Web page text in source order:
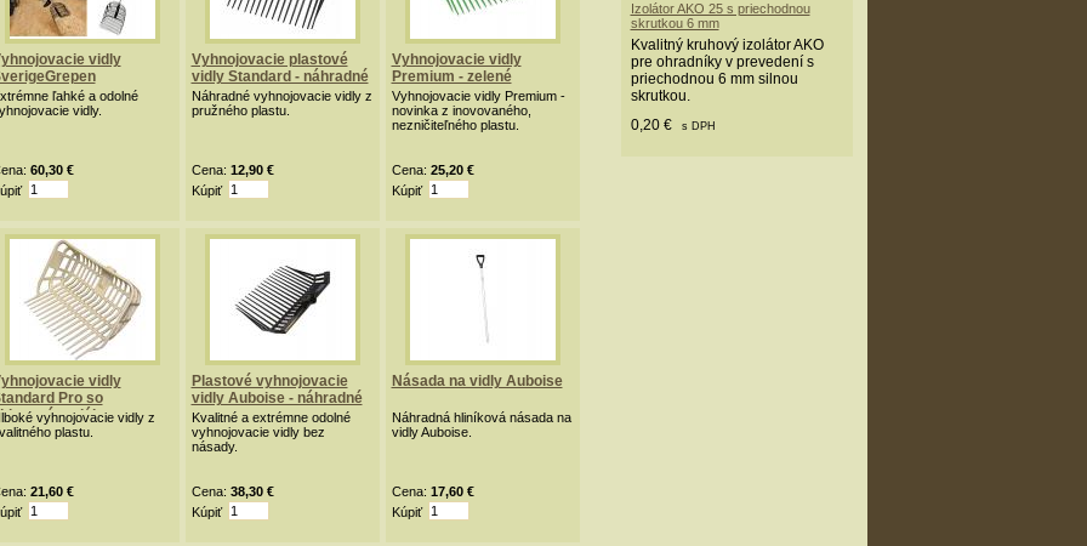
vidly
ľahké a odolné
vidly.
60,30 €
Vyhnojovacie plastové
vidly Standard - náhradné
Náhradné vyhnojovacie vidly z
pružného plastu.
Cena: 12,90 €
Kúpiť
Vyhnojovacie vidly
Premium - zelené
Vyhnojovacie vidly Premium -
novinka z inovovaného,
nezničiteľného plastu.
Cena: 25,20 €
Kúpiť
vidly
Pro so
vláknom -
vyhnojovacie vidly z
plastu.
21,60 €
Plastové vyhnojovacie
vidly Auboise - náhradné
Kvalitné a extrémne odolné
vyhnojovacie vidly bez
násady.
Cena: 38,30 €
Kúpiť
Násada na vidly Auboise
Náhradná hliníková násada na
vidly Auboise.
Cena: 17,60 €
Kúpiť
Izolátor AKO 25 s priechodnou
skrutkou 6 mm
Kvalitný kruhový izolátor AKO
pre ohradníky v prevedení s
priechodnou 6 mm silnou
skrutkou.
0,20 €
s DPH